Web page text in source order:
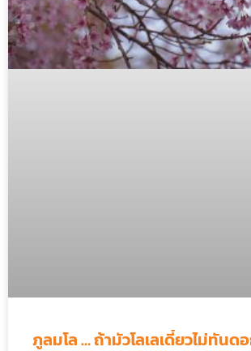
ภูลมโล … ถ้ามัวโลเลเดี๋ยวไม่ทันด